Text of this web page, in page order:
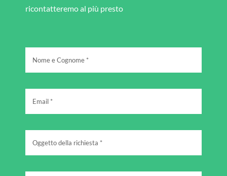
ricontatteremo al più presto